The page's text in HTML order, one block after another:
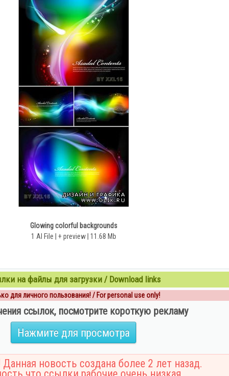
Glowing colorful backgrounds
1 AI File | + preview | 11.68 Mb
на файлы для загрузки / Download links
для личного пользования! / For personal use only!
ссылок, посмотрите короткую рекламу
Нажмите для просмотра
Данная новость создана более 2 лет назад.